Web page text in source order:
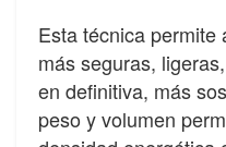
Esta técnica
más seguras,
en definitiva, más
peso y volumen